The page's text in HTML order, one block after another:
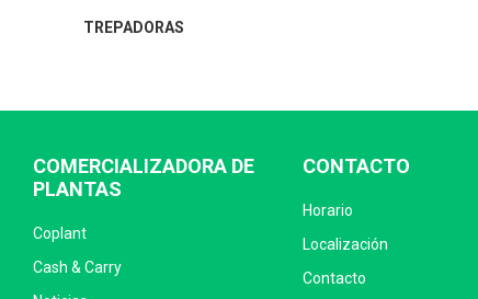
TREPADORAS
COMERCIALIZADORA DE
PLANTAS
Coplant
Cash & Carry
CONTACTO
Horario
Localización
Contacto